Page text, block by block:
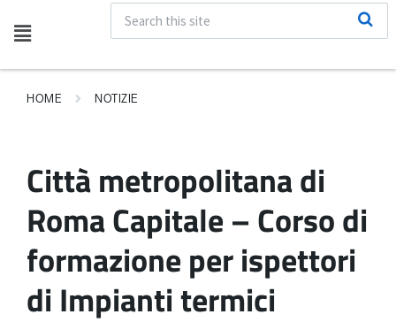
HOME NOTIZIE
Città metropolitana di
Roma Capitale – Corso di
formazione per ispettori
di Impianti termici